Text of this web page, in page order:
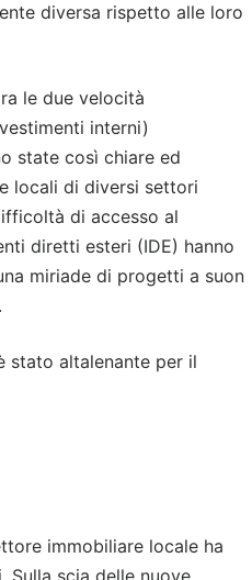
diversa rispetto alle loro
le due velocità
interni)
state così chiare ed
locali di diversi settori
di accesso al
diretti esteri (IDE) hanno
miriade di progetti a suon
stato altalenante per il
immobiliare locale ha
scia delle nuove